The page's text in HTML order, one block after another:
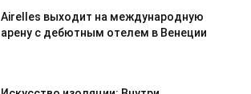
Airelles выходит на международную
арену с дебютным отелем в Венеции